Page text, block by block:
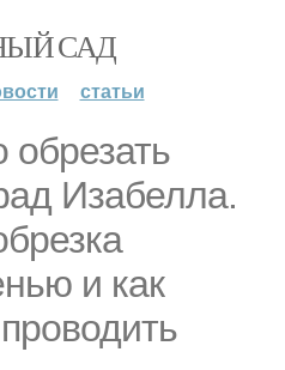
САД
статьи
обрезать
Изабелла.
и как